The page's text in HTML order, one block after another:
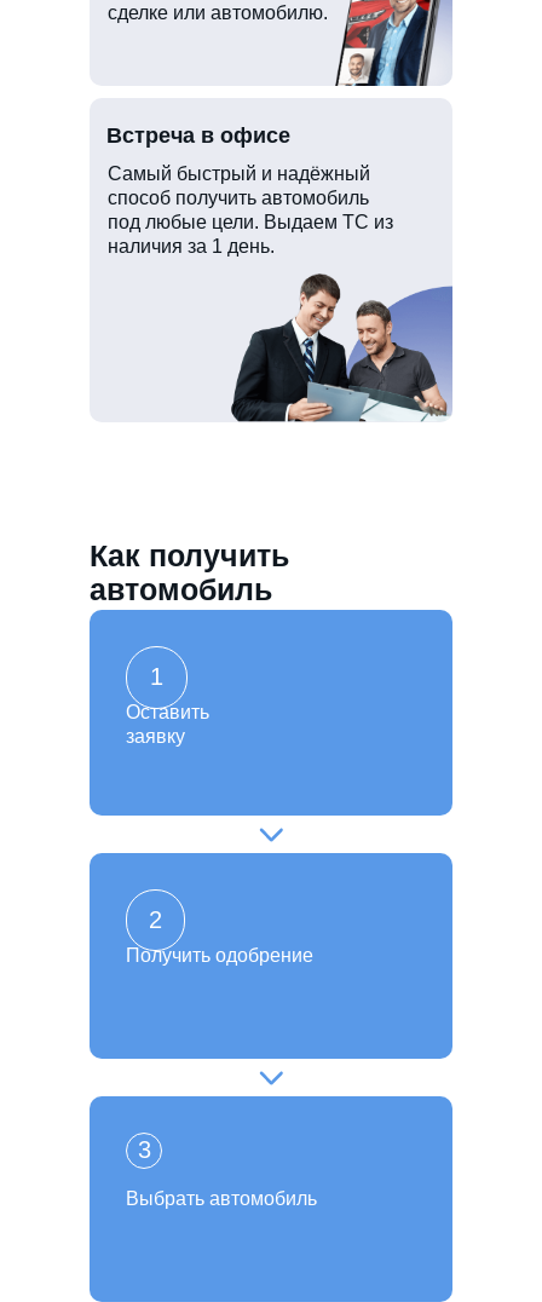
сделке или автомобилю.
Самый быстрый и надёжный
способ получить автомобиль
под любые цели. Выдаем ТС из
наличия за 1 день.
Встреча в офисе
Как получить
автомобиль
Выбрать автомобиль
3
Получить одобрение
2
Оставить
заявку
1